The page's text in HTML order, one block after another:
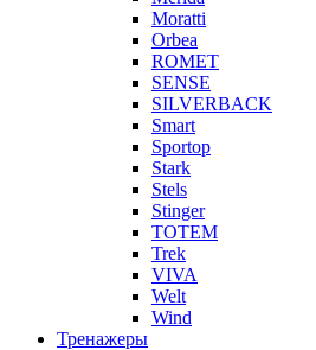
Moratti
Orbea
ROMET
SENSE
SILVERBACK
Smart
Sportop
Stark
Stels
Stinger
TOTEM
Trek
VIVA
Welt
Wind
Тренажеры